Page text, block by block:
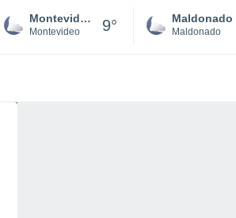
Montevideo
Montevideo 9° Maldonado
Maldonado